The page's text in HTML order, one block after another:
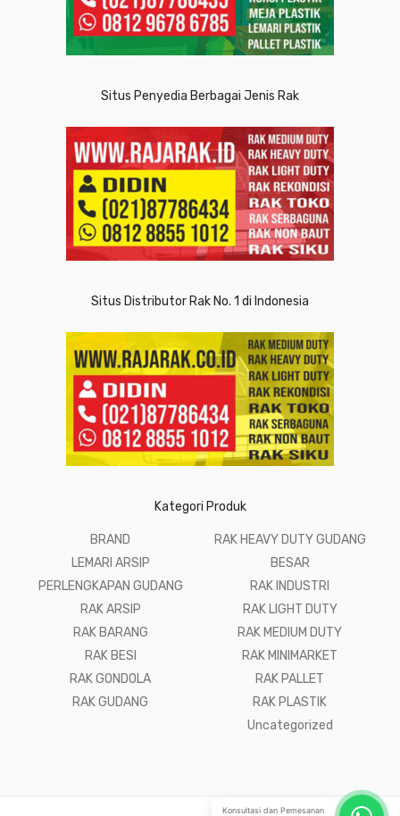
Situs Penyedia Berbagai Jenis Rak
Situs Distributor Rak No. 1 di Indonesia
Kategori Produk
BRAND
LEMARI ARSIP
PERLENGKAPAN GUDANG
RAK ARSIP
RAK BARANG
RAK BESI
RAK GONDOLA
RAK GUDANG
RAK HEAVY DUTY GUDANG
BESAR
RAK INDUSTRI
RAK LIGHT DUTY
RAK MEDIUM DUTY
RAK MINIMARKET
RAK PALLET
RAK PLASTIK
Uncategorized
Konsultasi dan Pemesanan